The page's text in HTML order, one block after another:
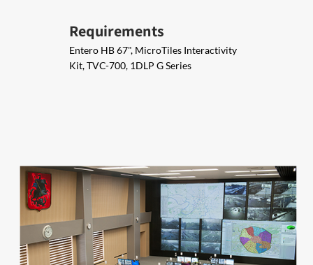
Requirements
Entero HB 67", MicroTiles Interactivity
Kit, TVC-700, 1DLP G Series